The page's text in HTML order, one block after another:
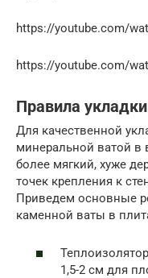
https://youtube.com/
https://youtube.com/
Правила
Для качественной
минеральной ватой в
более мягкий, хуже
точек крепления к
Приведем основные
каменной ваты в
1,5-2 см для